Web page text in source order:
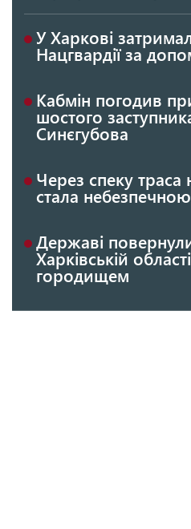
У Харкові
Нацгвардії за
Кабмін погодив
шостого
Синєгубова
Через спеку траса
стала небезпечною
Державі
Харківській
городищем